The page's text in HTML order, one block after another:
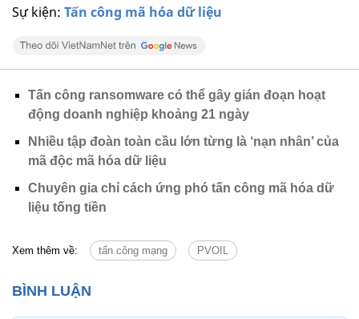
Sự kiện: Tấn công mã hóa dữ liệu
Tấn công ransomware có thể gây gián đoạn hoạt
động doanh nghiệp khoảng 21 ngày
Nhiều tập đoàn toàn cầu lớn từng là ‘nạn nhân’ của
mã độc mã hóa dữ liệu
Chuyên gia chỉ cách ứng phó tấn công mã hóa dữ
liệu tống tiền
Xem thêm về: tấn công mạng PVOIL